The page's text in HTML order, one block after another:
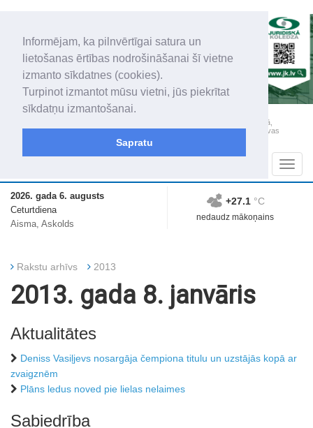
Informējam, ka pilnvērtīgai satura un
lietošanas ērtības nodrošināšanai šī vietne
izmanto sīkdatnes (cookies).
Turpinot izmantot mūsu vietni, jūs piekrītat
sīkdatņu izmantošanai.
Sapratu
„Latgales Laiks” iznāk latviešu un krievu valodās visā Dienvidlatgalē un Sēlijā,
„Latgales Laiks” latviešu valodā aptver Daugavpils valstspilsētu, Augšdaugavas
novadu un apkārtējos novadus un pilsētas.
2026. gada 6. augusts
Ceturtdiena
Aisma, Askolds
+27.1 °C
nedaudz mākoņains
Rakstu arhīvs 2013
2013. gada 8. janvāris
Aktualitātes
Deniss Vasiļjevs nosargāja čempiona titulu un uzstājās kopā ar
zvaigznēm
Plāns ledus noved pie lielas nelaimes
Sabiedrība